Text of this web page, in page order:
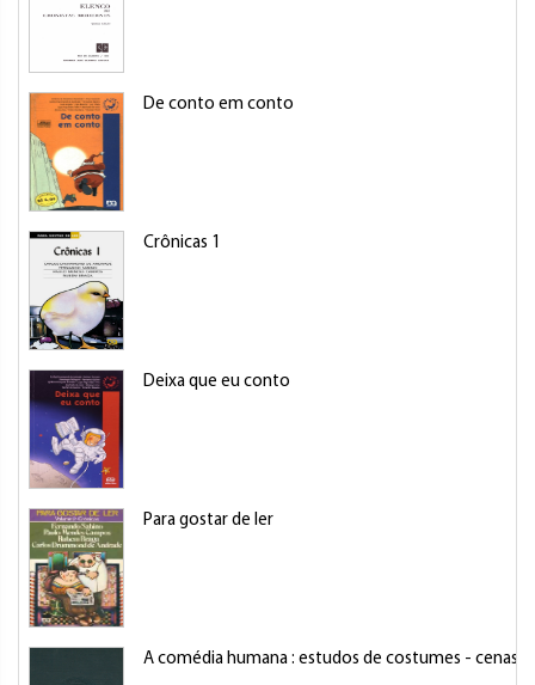
De conto em conto
Crônicas 1
Deixa que eu conto
Para gostar de ler
A comédia humana : estudos de costumes - cenas